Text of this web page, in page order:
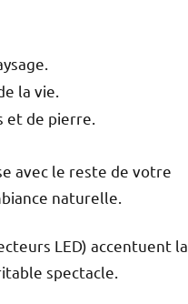
la vie.
et de pierre.
avec le reste de votre
naturelle.
LED) accentuent la
spectacle.